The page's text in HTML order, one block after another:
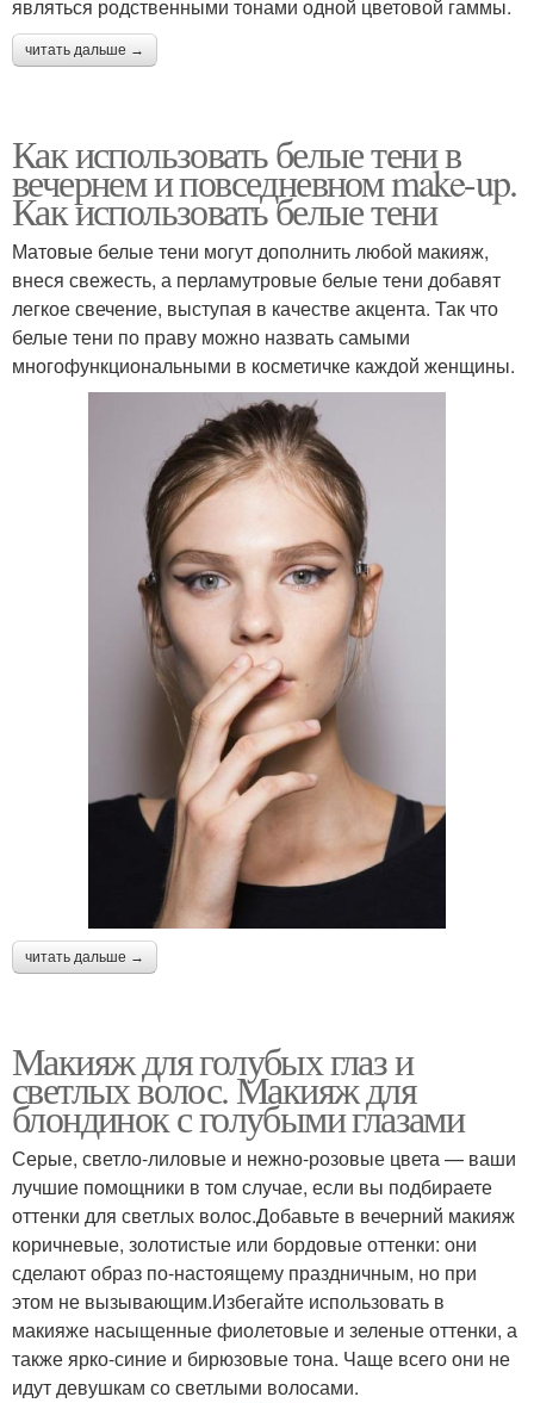
являться родственными тонами одной цветовой гаммы.
читать дальше →
Как использовать белые тени в
вечернем и повседневном make-up.
Как использовать белые тени
Матовые белые тени могут дополнить любой макияж,
внеся свежесть, а перламутровые белые тени добавят
легкое свечение, выступая в качестве акцента. Так что
белые тени по праву можно назвать самыми
многофункциональными в косметичке каждой женщины.
читать дальше →
Макияж для голубых глаз и
светлых волос. Макияж для
блондинок с голубыми глазами
Серые, светло-лиловые и нежно-розовые цвета — ваши
лучшие помощники в том случае, если вы подбираете
оттенки для светлых волос.Добавьте в вечерний макияж
коричневые, золотистые или бордовые оттенки: они
сделают образ по-настоящему праздничным, но при
этом не вызывающим.Избегайте использовать в
макияже насыщенные фиолетовые и зеленые оттенки, а
также ярко-синие и бирюзовые тона. Чаще всего они не
идут девушкам со светлыми волосами.